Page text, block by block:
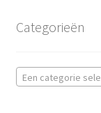
Categorieën
Een categorie